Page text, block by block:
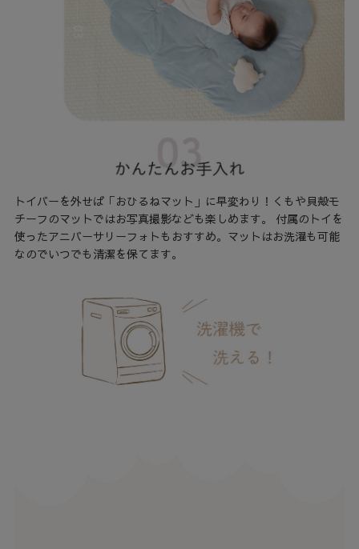
トイバーを外せば「おひるねマット」に早変わり！くもや貝殻モ
チーフのマットではお写真撮影なども楽しめます。 付属のトイを
使ったアニバーサリーフォトもおすすめ。マットはお洗濯も可能
なのでいつでも清潔を保てます。